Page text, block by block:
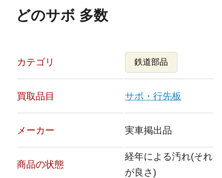
どのサボ 多数
カテゴリ 鉄道部品
買取品目 サボ・行先板
メーカー 実車掲出品
商品の状態
経年による汚れ(それ
が良さ)